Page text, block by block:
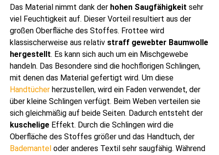
Das Material nimmt dank der hohen Saugfähigkeit sehr
viel Feuchtigkeit auf. Dieser Vorteil resultiert aus der
großen Oberfläche des Stoffes. Frottee wird
klassischerweise aus relativ straff gewebter Baumwolle
hergestellt. Es kann sich auch um ein Mischgewebe
handeln. Das Besondere sind die hochflorigen Schlingen,
mit denen das Material gefertigt wird. Um diese
Handtücher herzustellen, wird ein Faden verwendet, der
über kleine Schlingen verfügt. Beim Weben verteilen sie
sich gleichmäßig auf beide Seiten. Dadurch entsteht der
kuschelige Effekt. Durch die Schlingen wird die
Oberfläche des Stoffes größer und das Handtuch, der
Bademantel oder anderes Textil sehr saugfähig. Während